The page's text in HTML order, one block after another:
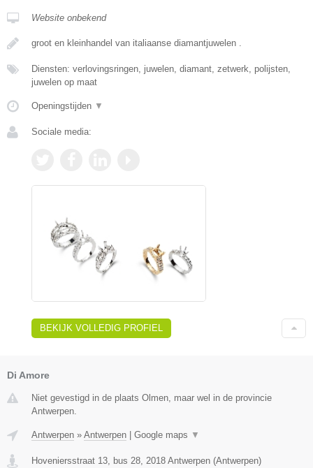
Website onbekend
groot en kleinhandel van italiaanse diamantjuwelen .
Diensten: verlovingsringen, juwelen, diamant, zetwerk, polijsten,
juwelen op maat
Openingstijden ▼
Sociale media:
BEKIJK VOLLEDIG PROFIEL
Di Amore
Niet gevestigd in de plaats Olmen, maar wel in de provincie
Antwerpen.
Antwerpen » Antwerpen | Google maps ▼
Hoveniersstraat 13, bus 28 2018 Antwerpen (Antwerpen)